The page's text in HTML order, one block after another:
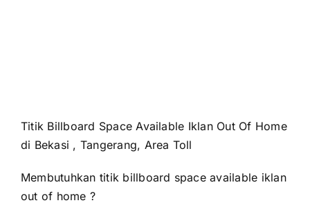
Titik Billboard Space Available Iklan Out Of Home
di Bekasi , Tangerang, Area Toll
Membutuhkan titik billboard space available iklan
out of home ?